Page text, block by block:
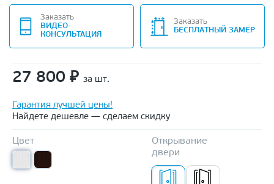
Заказать
ВИДЕО-
КОНСУЛЬТАЦИЯ
Заказать
БЕСПЛАТНЫЙ ЗАМЕР
27 800 ₽ за шт.
Гарантия лучшей цены!
Найдете дешевле — сделаем скидку
Цвет
Открывание
двери